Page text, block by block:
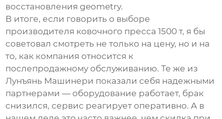
восстановления geometry.
В итоге, если говорить о выборе
производителя ковочного пресса 1500 т, я бы
советовал смотреть не только на цену, но и на
то, как компания относится к
послепродажному обслуживанию. Те же из
Лунъянь Машинери показали себя надежными
партнерами — оборудование работает, брак
снизился, сервис реагирует оперативно. А в